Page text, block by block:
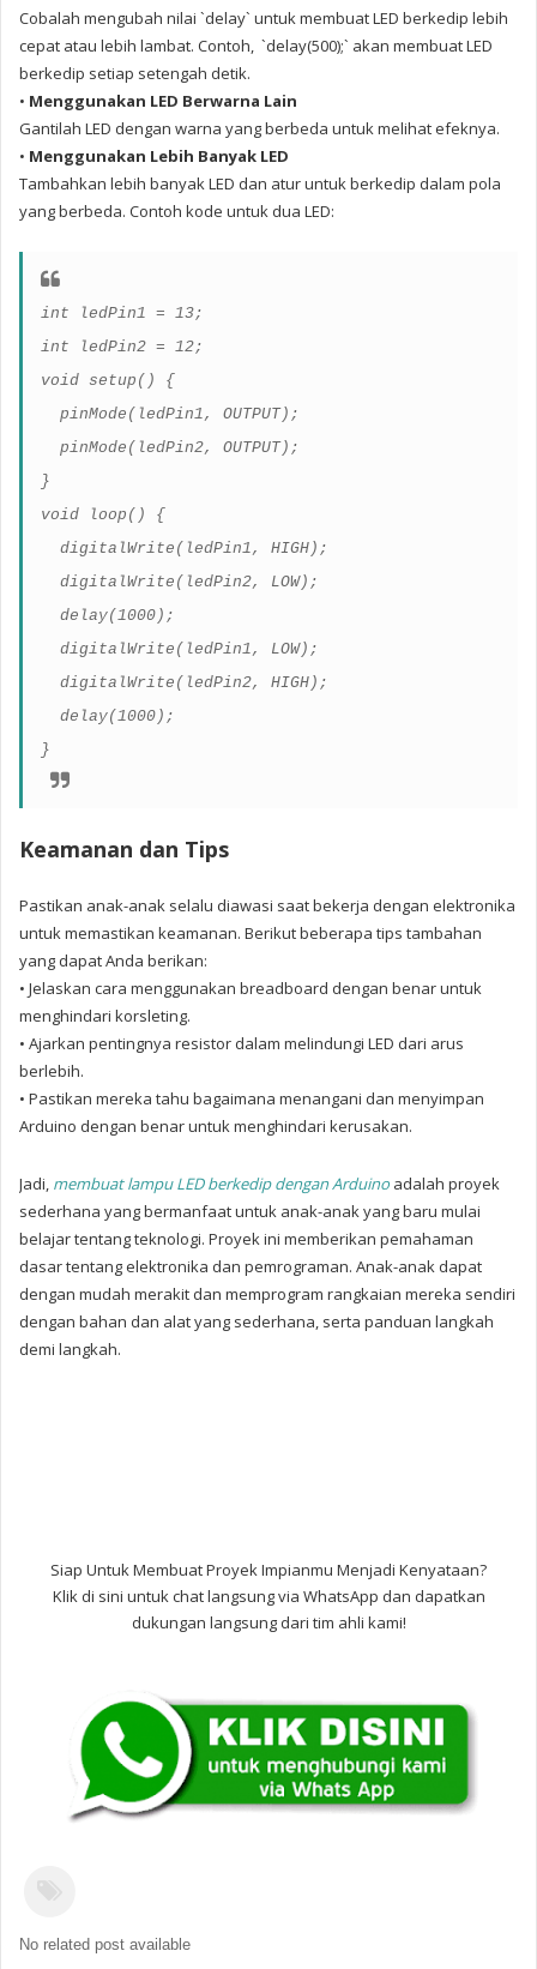
Cobalah mengubah nilai `delay` untuk membuat LED berkedip lebih
cepat atau lebih lambat. Contoh, `delay(500);` akan membuat LED
berkedip setiap setengah detik.
• Menggunakan LED Berwarna Lain
Gantilah LED dengan warna yang berbeda untuk melihat efeknya.
• Menggunakan Lebih Banyak LED
Tambahkan lebih banyak LED dan atur untuk berkedip dalam pola
yang berbeda. Contoh kode untuk dua LED:
int ledPin1 = 13;
int ledPin2 = 12;
void setup() {
pinMode(ledPin1, OUTPUT);
pinMode(ledPin2, OUTPUT);
}
void loop() {
digitalWrite(ledPin1, HIGH);
digitalWrite(ledPin2, LOW);
delay(1000);
digitalWrite(ledPin1, LOW);
digitalWrite(ledPin2, HIGH);
delay(1000);
}
Keamanan dan Tips
Pastikan anak-anak selalu diawasi saat bekerja dengan elektronika
untuk memastikan keamanan. Berikut beberapa tips tambahan
yang dapat Anda berikan:
• Jelaskan cara menggunakan breadboard dengan benar untuk
menghindari korsleting.
• Ajarkan pentingnya resistor dalam melindungi LED dari arus
berlebih.
• Pastikan mereka tahu bagaimana menangani dan menyimpan
Arduino dengan benar untuk menghindari kerusakan.
Jadi, membuat lampu LED berkedip dengan Arduino adalah proyek
sederhana yang bermanfaat untuk anak-anak yang baru mulai
belajar tentang teknologi. Proyek ini memberikan pemahaman
dasar tentang elektronika dan pemrograman. Anak-anak dapat
dengan mudah merakit dan memprogram rangkaian mereka sendiri
dengan bahan dan alat yang sederhana, serta panduan langkah
demi langkah.
Siap Untuk Membuat Proyek Impianmu Menjadi Kenyataan?
Klik di sini untuk chat langsung via WhatsApp dan dapatkan
dukungan langsung dari tim ahli kami!
No related post available